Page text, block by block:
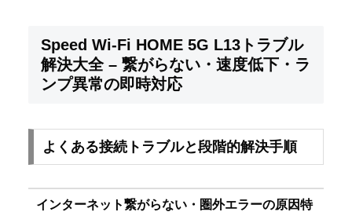
Speed Wi-Fi HOME 5G L13トラブル
解決大全 – 繋がらない・速度低下・ラ
ンプ異常の即時対応
よくある接続トラブルと段階的解決手順
インターネット繋がらない・圏外エラーの原因特